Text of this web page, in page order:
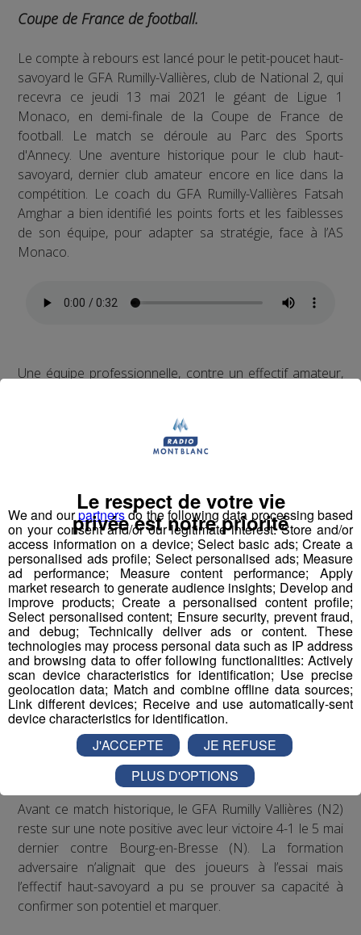
Coupe de France de football.
Le compte à rebours est lancé pour le petit-poucet haut-
savoyard le GFA Rumilly-Vallières, club de National 2, qui
recevra ce jeudi 13 mai 2021 le géant de Ligue 1
Monaco, en demi-finale de la Coupe de France de
football. Le match se déroule au Parc des Sports
d'Annecy. Une aventure historique pour le club haut-
savoyard, dernier club amateur encore en lice dans la
compétition. Le coach du GFA Rumilly-Vallières Fatsah
Amghar a bien identifié les points forts et les faiblesses
de son équipe, pour adapter sa stratégie, face à l’AS
Monaco.
Une équipe professionnelle, contre un effectif amateur,
Pour les joueurs, rencontrés il y a une semaine à
l'entraînement sur la pelouse du stade de Vallières, cette
aventure était encore un rêve éveillé qu’ils avaient du mal
à réaliser.
Mais ils ont déjà leur propre avis sur l’adversaire,
Monaco.
Ousmane Diaby, 32 ans, défenseur, et Ferhat Yuce 25
ans, milieu de terrain du GFA Rumilly-Vallières.
Avant ce match historique, le GFA Rumilly Vallières (N2)
reste sur une note positive avec leur victoire 4-1 le 5 mai
dernier contre Bourg-en-Bresse (N). La formation
adversaire n’alignait que des joueurs à l’essai mais
l’effectif haut-savoyard a pu se prouver sa capacité à
confirmer son potentiel et marquer.
We and ourpartnersdo the following data processing based
on your consent and/or our legitimate interest: Store and/or
access information on a device; Select basic ads; Create a
personalised ads profile; Select personalised ads; Measure
ad performance; Measure content performance; Apply
market research to generate audience insights; Develop and
improve products; Create a personalised content profile;
Select personalised content; Ensure security, prevent fraud,
and debug; Technically deliver ads or content. These
technologies may process personal data such as IP address
and browsing data to offer following functionalities: Actively
scan device characteristics for identification; Use precise
geolocation data; Match and combine offline data sources;
Link different devices; Receive and use automatically-sent
device characteristics for identification.
Le respect de votre vie
privée est notre priorité
J'ACCEPTE
JE REFUSE
PLUS D'OPTIONS